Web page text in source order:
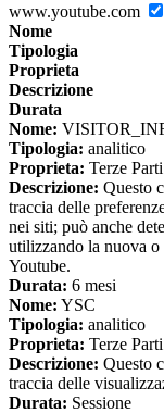
www.youtube.com
Nome
Tipologia
Proprieta
Descrizione
Durata
Nome:
Tipologia: analitico
Proprieta: Terze Parti
Descrizione: Questo
traccia delle
nei siti; può anche
utilizzando la nuova
Youtube.
Durata: 6 mesi
Nome: YSC
Tipologia: analitico
Proprieta: Terze Parti
Descrizione: Questo
traccia delle
Durata: Sessione